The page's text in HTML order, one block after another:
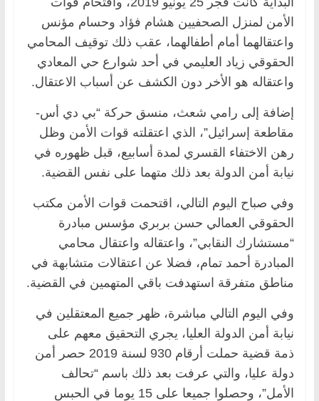
الأمن لمنزل الصحفيين هشام فؤاد وحسام مؤنس
واعتقالهما أمام أطفالهما، عقب ذلك توقيف المحامي
الحقوقي زياد العليمي في أحد شوارع حي المعادي
واعتقاله هو الأخر دون الكشف عن أسباب الاعتقال.
إضافة إلى رامي شعث، منسق حركة “بي دي أس-
مقاطعة إسرائيل”، الذي اعتقلته قوات الأمن وظل
رهن الاختفاء القسري لمدة أسابيع، قبل ظهوره في
نيابة أمن الدولة بعد ذلك متهما على نفس القضية.
وفي صباح اليوم التالي، اقتحمت قوات الأمن مكتب
الحقوقي العمالي حسن بربري مؤسس مبادرة
“مستشارك النقابي”، واعتقاله واعتقال محامي
المبادرة أحمد تمام، فضلا عن اعتقالات متشابهة في
مناطق متفرقة استهدفت باقي المتهمين في القضية.
وفي اليوم التالي مباشرة، ظهر جميع المعتقلين في
نيابة أمن الدولة العليا، يجري التحقيق معهم على
ذمة قضية حملت أرقام 930 لسنة 2019 حصر أمن
دولة عليا، والتي عرفت بعد ذلك باسم “تحالف
الأمل”، وحصلوا جميعا على 15 يوما في الحبس